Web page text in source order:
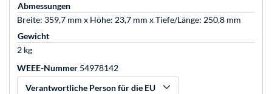
Abmessungen
Breite: 359,7 mm x Höhe: 23,7 mm x Tiefe/Länge: 250,8 mm
Gewicht
2 kg
WEEE-Nummer 54978142
Verantwortliche Person für die EU